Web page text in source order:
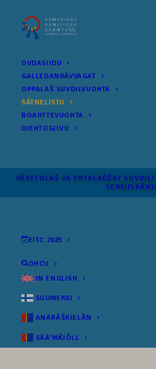
OVDASIIDU
GALLEDANRÁVVAGAT
OPPALAŠ SUVDILVUOHTA
SÁTNELISTU
BOAHTTEVUOHTA
DIEHTOGILVU
VÁSTTOLAŠ JA EHTALAČČAT
EITC 2025
OHCU
IN ENGLISH
SUOMEKSI
ANARÂŠKIELÂN
SÄÄʹMǨIÕLL